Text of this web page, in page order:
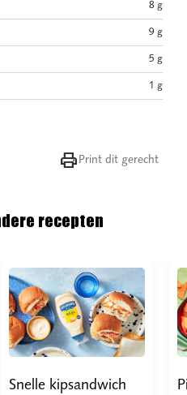
8 g
9 g
5 g
1 g
 Print dit gerecht
recepten
Snelle kipsandwich